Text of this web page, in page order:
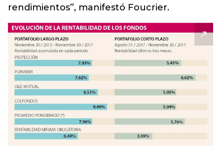
rendimientos”, manifestó Foucrier.